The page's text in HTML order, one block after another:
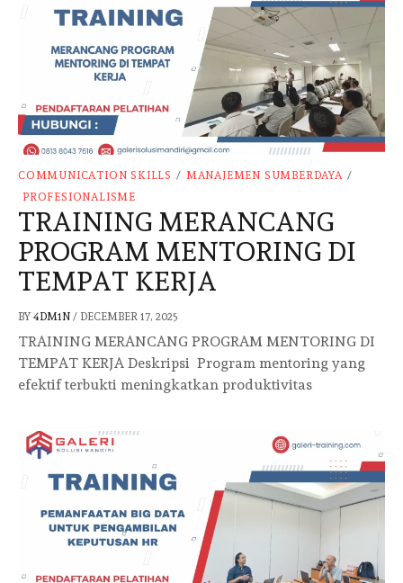
COMMUNICATION SKILLS / MANAJEMEN SUMBERDAYA /
PROFESIONALISME
TRAINING MERANCANG
PROGRAM MENTORING DI
TEMPAT KERJA
BY 4DM1N / DECEMBER 17, 2025
TRAINING MERANCANG PROGRAM MENTORING DI
TEMPAT KERJA Deskripsi Program mentoring yang
efektif terbukti meningkatkan produktivitas